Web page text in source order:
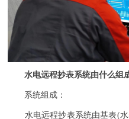
水电远程抄表系统由什么组
系统组成：
水电远程抄表系统由基表(水